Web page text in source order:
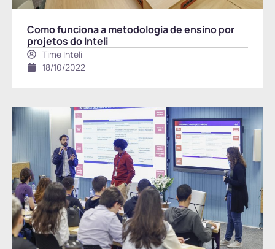
Como funciona a metodologia de ensino por
projetos do Inteli
Time Inteli
18/10/2022